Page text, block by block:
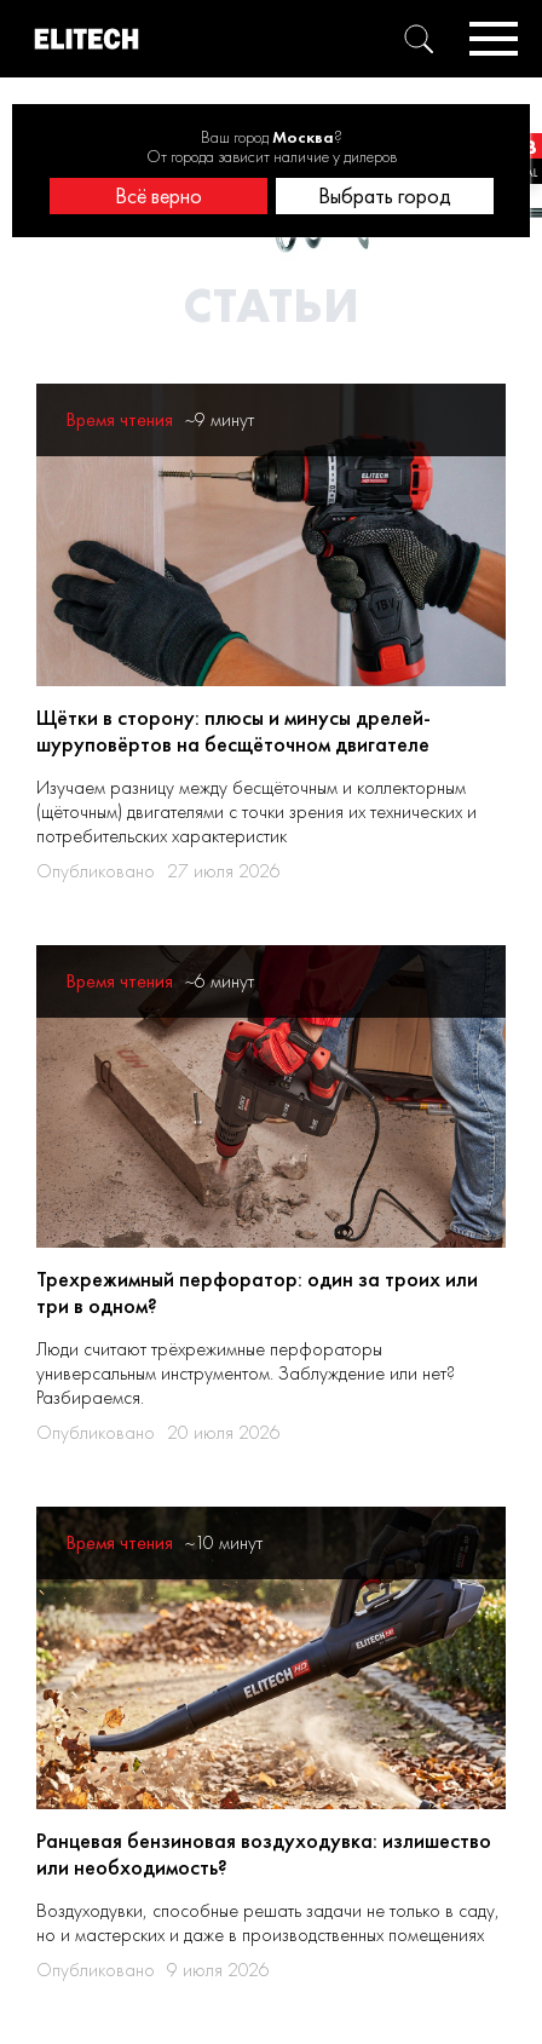
Ваш городМосква?
От города зависит наличие у дилеров
Всё верно Выбрать город
СТАТЬИ
Время чтения ~9 минут
Щётки в сторону: плюсы и минусы дрелей-
шуруповёртов на бесщёточном двигателе
Изучаем разницу между бесщёточным и коллекторным
(щёточным) двигателями с точки зрения их технических и
потребительских характеристик
Опубликовано 27 июля 2026
Время чтения ~6 минут
Трехрежимный перфоратор: один за троих или
три в одном?
Люди считают трёхрежимные перфораторы
универсальным инструментом. Заблуждение или нет?
Разбираемся.
Опубликовано 20 июля 2026
Время чтения ~10 минут
Ранцевая бензиновая воздуходувка: излишество
или необходимость?
Воздуходувки, способные решать задачи не только в саду,
но и мастерских и даже в производственных помещениях
Опубликовано 9 июля 2026